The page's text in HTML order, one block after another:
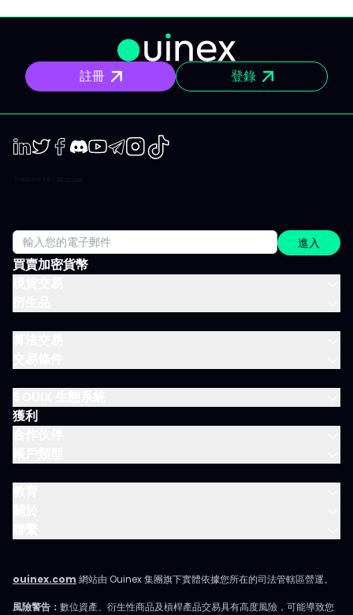
訊、閱讀後，立即知道該注意什麼、關注理由為何。無須在資訊流
裏擔心雜亂、沒有多餘填充內容。 專門為想積極投資，但有工作、
有生活、沒辦法一整天盯著屏幕的人設計。 你會收到什麼？ 精準的
市場訊息 明確情境與重要點位，讓你一眼聚焦，不會分心。 明確規
劃 操作架構預先設好：需關注區域、預設劇本與失效臨界點。市場
開盤不再摸索，你已經有備而來。 短／中期簡報 行情動盪時把握波
場回顧 以資金流、流動性、投資人行為為依據，不是預設臆測、更
非外界雜音。 IVLite 典型一天 簡單舉例，一天會收到什麼： 07:45
晨間簡報 盤前訂下今日基調。 09:12 今日規劃，CAC 40 確定關鍵
位、預設劇本、以及無效點。 14:30 中期簡報，黃金 趨勢形成時，
註冊 登錄
買賣加密貨幣
獲利
Telegram
Instagram
進入
ouinex.com 網站由 Ouinex 集團旗下實體依據您所在的司法管轄區營運。
風險警告： 數位資產、衍生性商品及槓桿產品交易具有高度風險，可能導致您